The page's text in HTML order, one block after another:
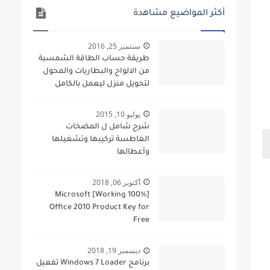
أكثر المواضيع مشاهدة
سبتمبر 25, 2016
طريقة حساب الطاقة الشمسية
من الالواح والبطاريات والمحول
لتحويل منزل ليعمل بالكامل
يوليو 10, 2015
شرح شامل ل المضخات
الغاطسة تركيبها وتشغيلها
وأعطالها
أكتوبر 06, 2018
[100% Working] Microsoft
Office 2010 Product Key for
Free
ديسمبر 19, 2018
برنامج Windows 7 Loader تفعيل